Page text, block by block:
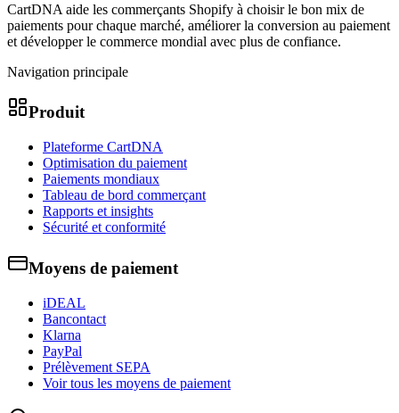
CartDNA aide les commerçants Shopify à choisir le bon mix de
paiements pour chaque marché, améliorer la conversion au paiement
et développer le commerce mondial avec plus de confiance.
Navigation principale
Produit
Plateforme CartDNA
Optimisation du paiement
Paiements mondiaux
Tableau de bord commerçant
Rapports et insights
Sécurité et conformité
Moyens de paiement
iDEAL
Bancontact
Klarna
PayPal
Prélèvement SEPA
Voir tous les moyens de paiement